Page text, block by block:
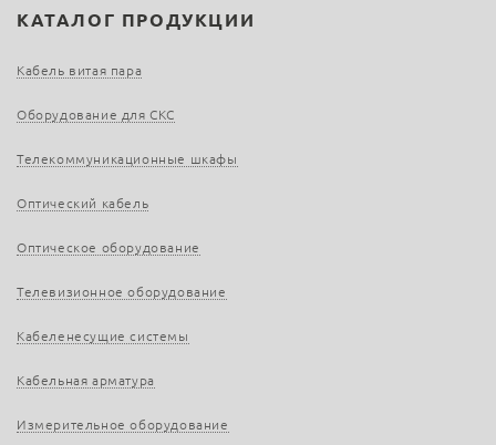
КАТАЛОГ ПРОДУКЦИИ
Кабель витая пара
Оборудование для СКС
Телекоммуникационные шкафы
Оптический кабель
Оптическое оборудование
Телевизионное оборудование
Кабеленесущие системы
Кабельная арматура
Измерительное оборудование